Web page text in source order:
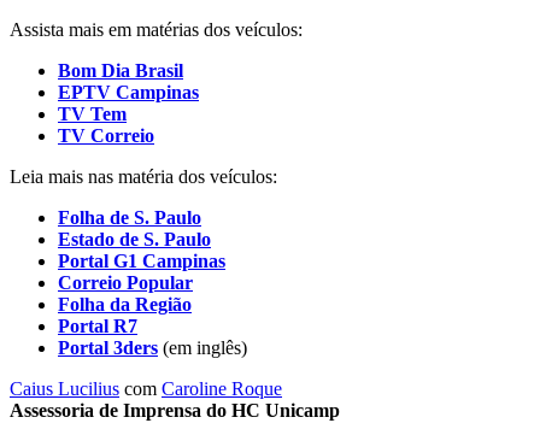
Assista mais em matérias dos veículos:
Bom Dia Brasil
EPTV Campinas
TV Tem
TV Correio
Leia mais nas matéria dos veículos:
Folha de S. Paulo
Estado de S. Paulo
Portal G1 Campinas
Correio Popular
Folha da Região
Portal R7
Portal 3ders (em inglês)
Caius Lucilius com Caroline Roque
Assessoria de Imprensa do HC Unicamp